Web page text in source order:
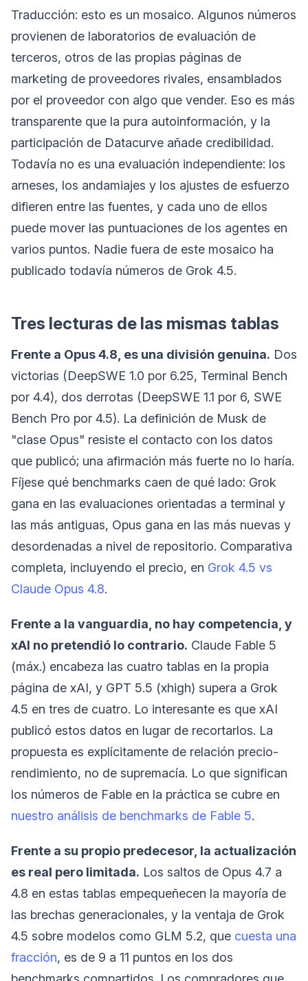
Traducción: esto es un mosaico. Algunos números
provienen de laboratorios de evaluación de
terceros, otros de las propias páginas de
marketing de proveedores rivales, ensamblados
por el proveedor con algo que vender. Eso es más
transparente que la pura autoinformación, y la
participación de Datacurve añade credibilidad.
Todavía no es una evaluación independiente: los
arneses, los andamiajes y los ajustes de esfuerzo
difieren entre las fuentes, y cada uno de ellos
puede mover las puntuaciones de los agentes en
varios puntos. Nadie fuera de este mosaico ha
publicado todavía números de Grok 4.5.
Tres lecturas de las mismas tablas
Frente a Opus 4.8, es una división genuina. Dos
victorias (DeepSWE 1.0 por 6.25, Terminal Bench
por 4.4), dos derrotas (DeepSWE 1.1 por 6, SWE
Bench Pro por 4.5). La definición de Musk de
"clase Opus" resiste el contacto con los datos
que publicó; una afirmación más fuerte no lo haría.
Fíjese qué benchmarks caen de qué lado: Grok
gana en las evaluaciones orientadas a terminal y
las más antiguas, Opus gana en las más nuevas y
desordenadas a nivel de repositorio. Comparativa
completa, incluyendo el precio, en Grok 4.5 vs
Claude Opus 4.8.
Frente a la vanguardia, no hay competencia, y
xAI no pretendió lo contrario. Claude Fable 5
(máx.) encabeza las cuatro tablas en la propia
página de xAI, y GPT 5.5 (xhigh) supera a Grok
4.5 en tres de cuatro. Lo interesante es que xAI
publicó estos datos en lugar de recortarlos. La
propuesta es explícitamente de relación precio-
rendimiento, no de supremacía. Lo que significan
los números de Fable en la práctica se cubre en
nuestro análisis de benchmarks de Fable 5.
Frente a su propio predecesor, la actualización
es real pero limitada. Los saltos de Opus 4.7 a
4.8 en estas tablas empequeñecen la mayoría de
las brechas generacionales, y la ventaja de Grok
4.5 sobre modelos como GLM 5.2, que cuesta una
fracción, es de 9 a 11 puntos en los dos